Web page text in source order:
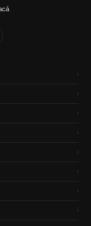
›
›
›
›
›
›
›
›